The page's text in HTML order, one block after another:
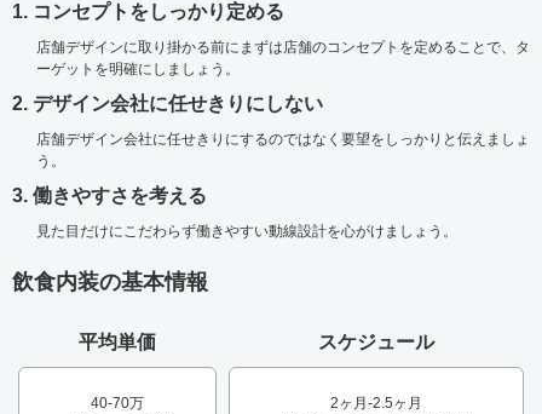
1. コンセプトをしっかり定める
店舗デザインに取り掛かる前にまずは店舗のコンセプトを定めることで、タ
ーゲットを明確にしましょう。
2. デザイン会社に任せきりにしない
店舗デザイン会社に任せきりにするのではなく要望をしっかりと伝えましょ
う。
3. 働きやすさを考える
見た目だけにこだわらず働きやすい動線設計を心がけましょう。
飲食内装の基本情報
平均単価
40-70万
スケジュール
2ヶ月-2.5ヶ月